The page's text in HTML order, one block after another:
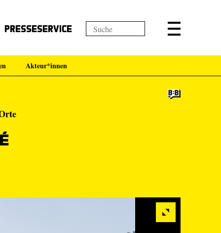
Presseservice
Akteur*innen